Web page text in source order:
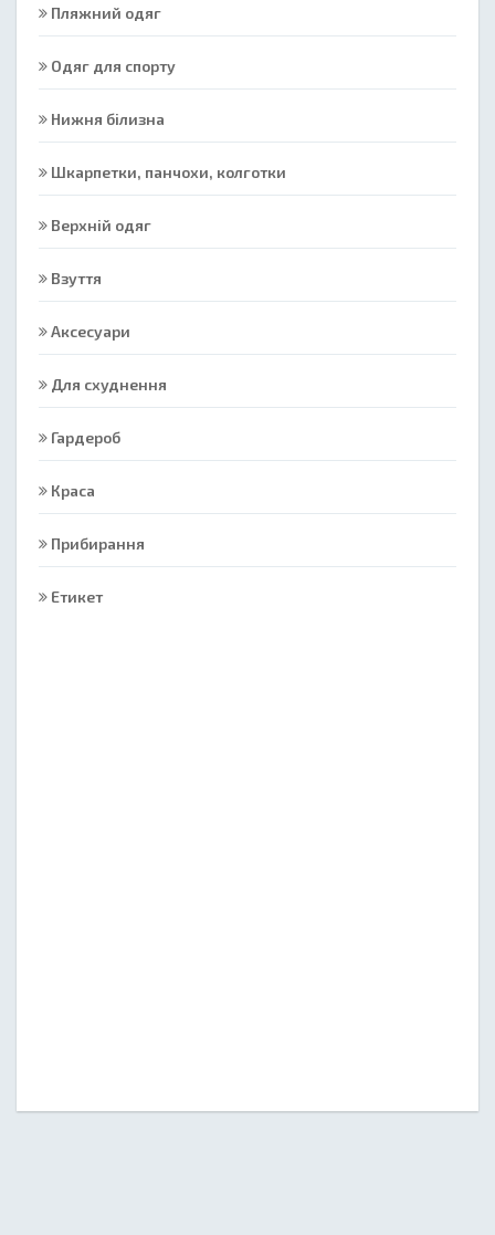
Пляжний одяг
Одяг для спорту
Нижня білизна
Шкарпетки, панчохи, колготки
Верхній одяг
Взуття
Аксесуари
Для схуднення
Гардероб
Краса
Прибирання
Етикет